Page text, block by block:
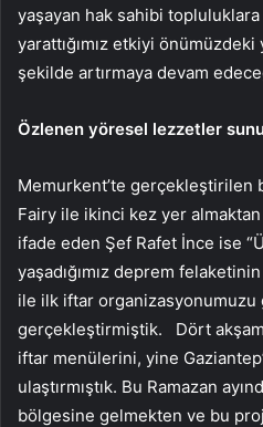
yaşayan hak sahibi topluluklara
yarattığımız etkiyi
şekilde artırmaya devam
Özlenen yöresel lezzetler
Memurkent’te gerçekleştirilen
Fairy ile ikinci kez yer
ifade eden Şef Rafet İnce ise
yaşadığımız deprem
ile ilk iftar organizasyonumuzu
gerçekleştirmiştik. Dört akşam
iftar menülerini, yine
ulaştırmıştık. Bu Ramazan
bölgesine gelmekten ve bu